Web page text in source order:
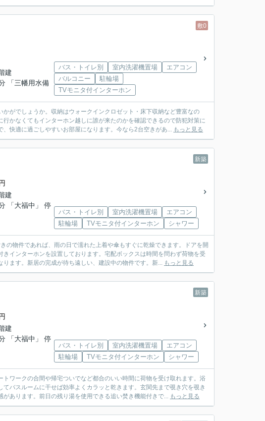
敷0
建
「三幡用水備
バス・トイレ別 室内洗濯機置場
エアコン
バルコニー
駐輪場
TVモニタ付インターホン
がでしょうか。収納はウォークインクロゼット・床下収納など豊富なの
かなくてもインターホン越しに誰が来たのかを確認できるので防犯対策に
快適に過ごしやすいお部屋になります。今なら2台空きがあ... もっと見る
新築
建
「大福中」 停
バス・トイレ別 室内洗濯機置場
エアコン
駐輪場
TVモニタ付インターホン シャワー
物件であれば、雨の日で濡れた上着や傘もすぐに乾燥できます。ドアを開
インターホンを設置しております。宅配ボックスは時間を問わず荷物を受
ます。新居の完成が待ち遠しい、建設中の物件です。新... もっと見る
新築
建
「大福中」 停
バス・トイレ別 室内洗濯機置場
エアコン
駐輪場
TVモニタ付インターホン シャワー
ワークの合間や帰宅ついでなど都合のいい時間に荷物を受け取れます。浴
バスルームに干せば効率よくカラッと乾きます。玄関先まで覗き穴を覗き
あります。前日の残り湯を使用できる追い焚き機能付きで... もっと見る